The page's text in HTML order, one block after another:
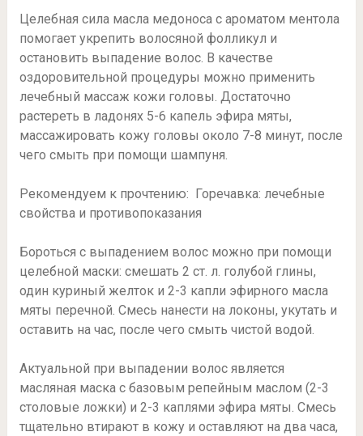
Целебная сила масла медоноса с ароматом ментола
помогает укрепить волосяной фолликул и
остановить выпадение волос. В качестве
оздоровительной процедуры можно применить
лечебный массаж кожи головы. Достаточно
растереть в ладонях 5-6 капель эфира мяты,
массажировать кожу головы около 7-8 минут, после
чего смыть при помощи шампуня.
Рекомендуем к прочтению: Горечавка: лечебные
свойства и противопоказания
Бороться с выпадением волос можно при помощи
целебной маски: смешать 2 ст. л. голубой глины,
один куриный желток и 2-3 капли эфирного масла
мяты перечной. Смесь нанести на локоны, укутать и
оставить на час, после чего смыть чистой водой.
Актуальной при выпадении волос является
масляная маска с базовым репейным маслом (2-3
столовые ложки) и 2-3 каплями эфира мяты. Смесь
тщательно втирают в кожу и оставляют на два часа,